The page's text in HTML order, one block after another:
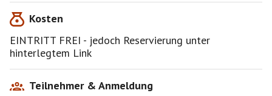
vielseitige Programm ab.
https://www.kulturzentrummessestadt.de/files/ticket/t
ickets.php?id=1584
Kosten
EINTRITT FREI - jedoch Reservierung unter
hinterlegtem Link
Teilnehmer & Anmeldung